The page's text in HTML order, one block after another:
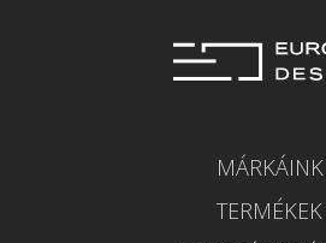
MÁRKÁINK
TERMÉKEK